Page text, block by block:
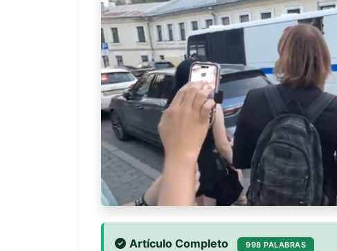
Artículo Completo 998 PALABRAS